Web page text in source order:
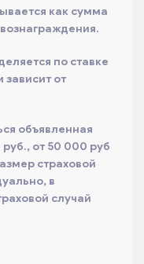
как сумма
по ставке
зависит от
объявленная
от 50 000 руб
страховой
в
случай